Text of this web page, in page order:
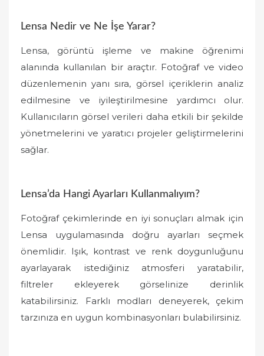
Lensa Nedir ve Ne İşe Yarar?
Lensa, görüntü işleme ve makine öğrenimi
alanında kullanılan bir araçtır. Fotoğraf ve video
düzenlemenin yanı sıra, görsel içeriklerin analiz
edilmesine ve iyileştirilmesine yardımcı olur.
Kullanıcıların görsel verileri daha etkili bir şekilde
yönetmelerini ve yaratıcı projeler geliştirmelerini
sağlar.
Lensa’da Hangi Ayarları Kullanmalıyım?
Fotoğraf çekimlerinde en iyi sonuçları almak için
Lensa uygulamasında doğru ayarları seçmek
önemlidir. Işık, kontrast ve renk doygunluğunu
ayarlayarak istediğiniz atmosferi yaratabilir,
filtreler ekleyerek görselinize derinlik
katabilirsiniz. Farklı modları deneyerek, çekim
tarzınıza en uygun kombinasyonları bulabilirsiniz.